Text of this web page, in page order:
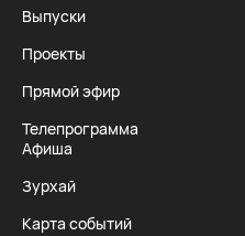
Выпуски
Проекты
Прямой эфир
Телепрограмма
Афиша
Зурхай
Карта событий